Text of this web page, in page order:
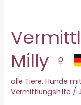
Milly ♀
alle Tiere,Hunde
Vermittlungshilfe /